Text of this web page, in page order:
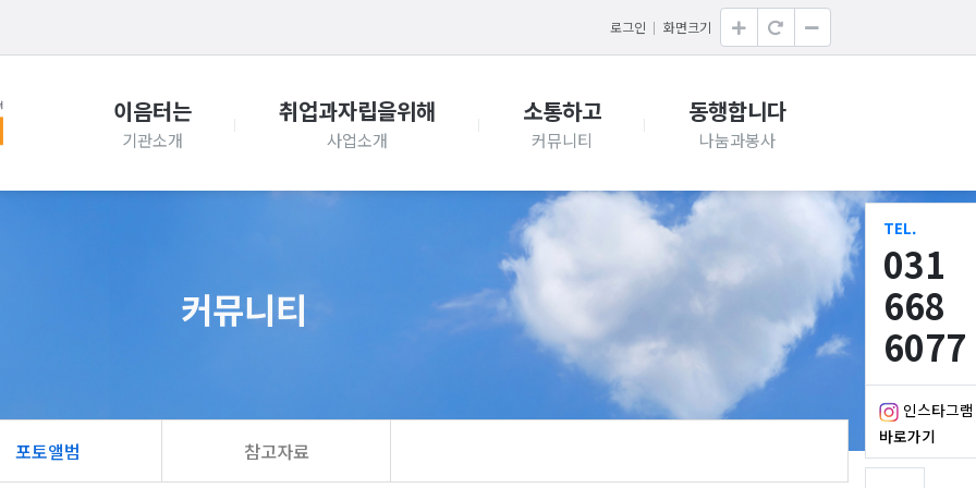
로그인 화면크기
이음터는 취업과자립을위해 소통하고 동행합니다
커뮤니티
포토앨범 참고자료
TEL.
031
668
6077
인스타그램
바로가기